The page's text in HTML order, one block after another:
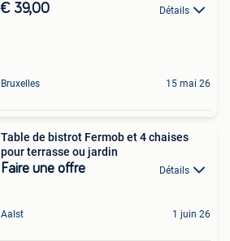
€ 39,00 Détails
Bruxelles 15 mai 26
Table de bistrot Fermob et 4 chaises
pour terrasse ou jardin
Faire une offre Détails
Aalst 1 juin 26